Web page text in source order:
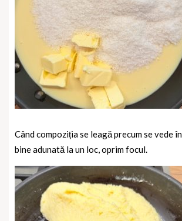
Când compoziția se leagă precum se vede
bine adunată la un loc, oprim focul.